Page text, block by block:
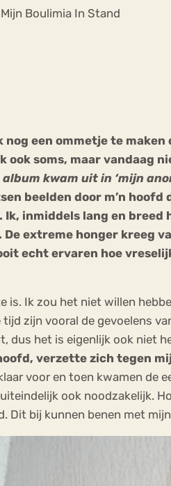
Boulimia In Stand
een ommetje te
ook soms, maar vandaag
kwam uit in ‘mijn
beelden door m’n
inmiddels lang en
extreme honger kreeg
echt ervaren hoe
is. Ik zou het niet willen
zijn vooral de gevoelens
het is eigenlijk ook niet
verzette zich tegen
voor en toen kwamen de
ook noodzakelijk.
Dit bij kunnen benen met